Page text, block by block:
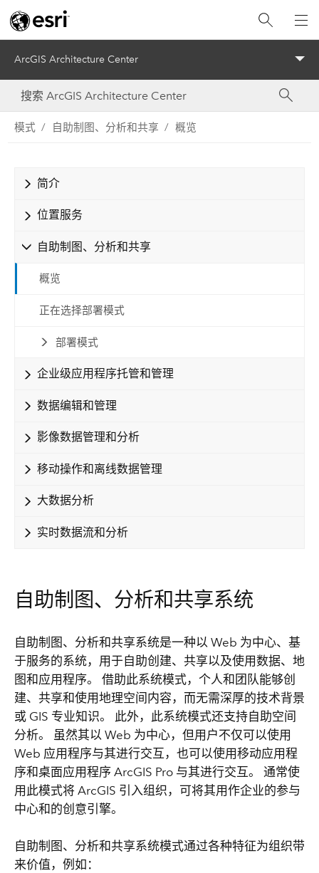
ArcGIS Architecture Center
模式 自助制图、分析和共享 概览
简介
位置服务
自助制图、分析和共享
概览
正在选择部署模式
部署模式
企业级应用程序托管和管理
数据编辑和管理
影像数据管理和分析
移动操作和离线数据管理
大数据分析
实时数据流和分析
自助制图、分析和共享系统
自助制图、分析和共享系统是一种以 Web 为中心、基
于服务的系统，用于自助创建、共享以及使用数据、地
图和应用程序。 借助此系统模式，个人和团队能够创
建、共享和使用地理空间内容，而无需深厚的技术背景
或 GIS 专业知识。 此外，此系统模式还支持自助空间
分析。 虽然其以 Web 为中心，但用户不仅可以使用
Web 应用程序与其进行交互，也可以使用移动应用程
序和桌面应用程序 ArcGIS Pro 与其进行交互。 通常使
用此模式将 ArcGIS 引入组织，可将其用作企业的参与
中心和的创意引擎。
自助制图、分析和共享系统模式通过各种特征为组织带
来价值，例如：